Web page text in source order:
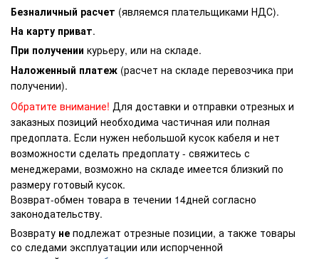
Безналичный расчет (являемся плательщиками НДС).
На карту приват.
При получении курьеру, или на складе.
Наложенный платеж (расчет на складе перевозчика при
получении).
Обратите внимание! Для доставки и отправки отрезных и
заказных позиций необходима частичная или полная
предоплата. Если нужен небольшой кусок кабеля и нет
возможности сделать предоплату - свяжитесь с
менеджерами, возможно на складе имеется близкий по
размеру готовый кусок.
Возврат-обмен товара в течении 14дней согласно
законодательству.
Возврату не подлежат отрезные позиции, а также товары
со следами эксплуатации или испорченной